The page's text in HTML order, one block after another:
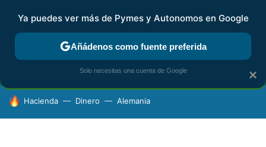
FISCALIDAD Y CONTABILIDAD KIT DIGITAL RENTA
HOY SE HABLA DE
Hacienda Dinero Alemania
×
Ya puedes ver más de Pymes y Autonomos en Google
Añádenos como fuente preferida
Solo necesitas una cuenta de Google